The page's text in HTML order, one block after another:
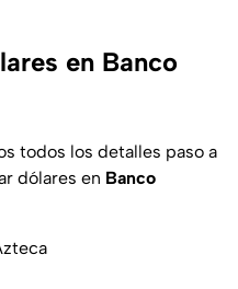
en Banco
todos los detalles paso a
dólares en Banco